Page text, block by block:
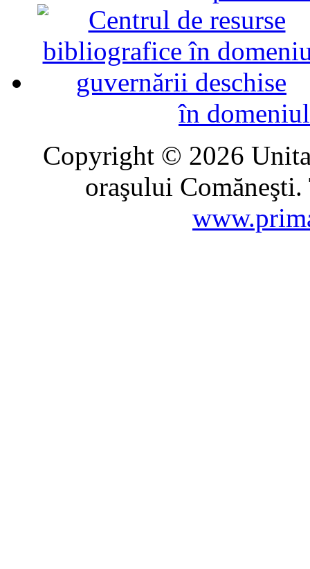
în
Copyright © 2026
oraşului